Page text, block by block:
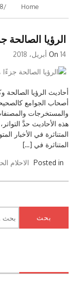
Home
الرؤيا الصالحة
On 14 أبريل، 2018
أحاديث الرؤيا الصالحة
أصحاب الجوامع
والمستخرجات
هذه الأحاديث حدَّ
المتناثرة في الأخبار
المتناثرة في […]
Posted in الاحلام
عن: